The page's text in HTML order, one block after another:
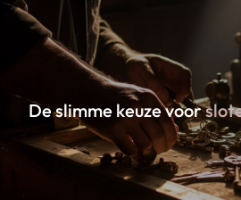
De slimme keuze voor